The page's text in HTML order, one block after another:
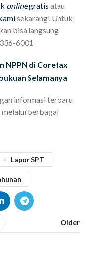
onlinegratis atau
sekarang! Untuk
bisa langsung
6001
NPPN di Coretax
Selamanya
informasi terbaru
melalui berbagai
Lapor SPT
Older